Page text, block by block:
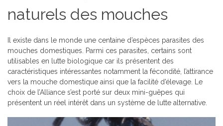
naturels des mouches
Il existe dans le monde une centaine d’espèces parasites des
mouches domestiques. Parmi ces parasites, certains sont
utilisables en lutte biologique car ils présentent des
caractéristiques intéressantes notamment la fécondité, l’attirance
vers la mouche domestique ainsi que la facilité d’élevage. Le
choix de l’Alliance s’est porté sur deux mini-guêpes qui
présentent un réel intérêt dans un système de lutte alternative.